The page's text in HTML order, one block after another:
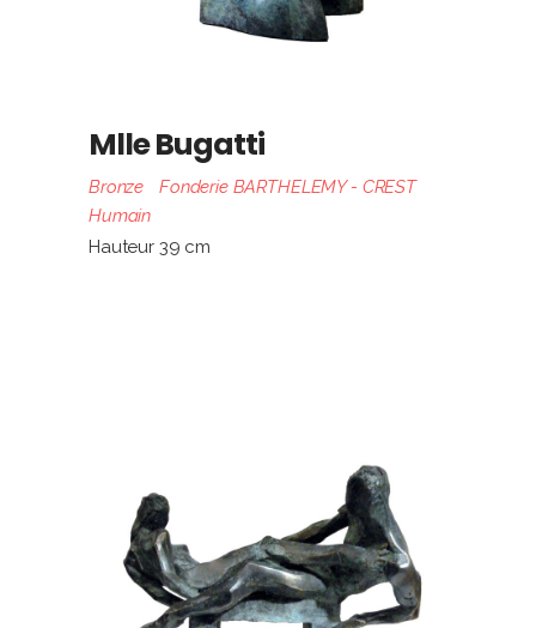
Mlle Bugatti
Bronze
Fonderie BARTHELEMY - CREST
Humain
Hauteur 39 cm